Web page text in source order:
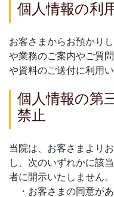
個人情報の利
お客さまからお預かり
や業務のご案内やご質
や資料のご送付に利用い
個人情報の第
禁止
当院は、お客さまより
し、次のいずれかに該
者に開示いたしません。
・お客さまの同意が